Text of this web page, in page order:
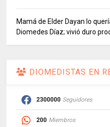
Mamá de Elder Dayan lo
Diomedes Díaz; vivió duro
DIOMEDISTAS EN
2300000 Seguidores
200 Miembros